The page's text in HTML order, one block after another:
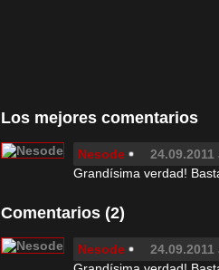
Los mejores comentarios
Nesode
Grandísima verdad!
Comentarios (2)
Nesode